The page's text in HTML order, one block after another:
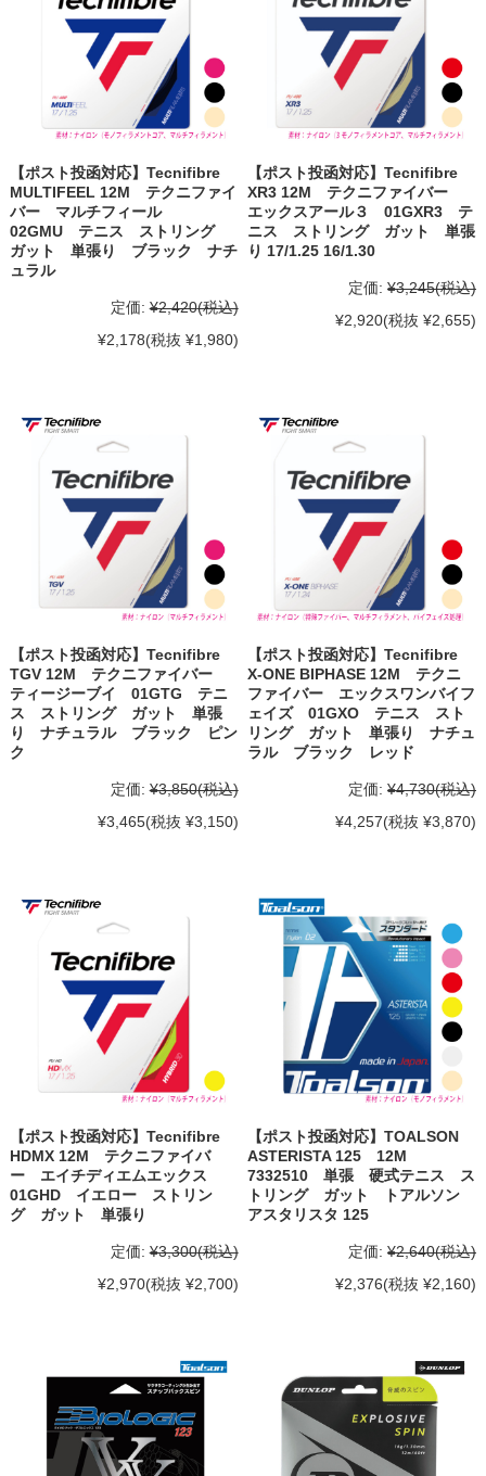
【ポスト投函対応】Tecnifibre
MULTIFEEL 12M テクニファイ
バー マルチフィール
02GMU テニス ストリング
ガット 単張り ブラック ナチ
ュラル
定価: ¥2,420(税込)
¥2,178(税抜 ¥1,980)
【ポスト投函対応】Tecnifibre
XR3 12M テクニファイバー
エックスアール３ 01GXR3 テ
ニス ストリング ガット 単張
り 17/1.25 16/1.30
定価: ¥3,245(税込)
¥2,920(税抜 ¥2,655)
【ポスト投函対応】Tecnifibre
TGV 12M テクニファイバー
ティージーブイ 01GTG テニ
ス ストリング ガット 単張
り ナチュラル ブラック ピン
ク
定価: ¥3,850(税込)
¥3,465(税抜 ¥3,150)
【ポスト投函対応】Tecnifibre
X-ONE BIPHASE 12M テクニ
ファイバー エックスワンバイフ
ェイズ 01GXO テニス スト
リング ガット 単張り ナチュ
ラル ブラック レッド
定価: ¥4,730(税込)
¥4,257(税抜 ¥3,870)
【ポスト投函対応】Tecnifibre
HDMX 12M テクニファイバ
ー エイチディエムエックス
01GHD イエロー ストリン
グ ガット 単張り
定価: ¥3,300(税込)
¥2,970(税抜 ¥2,700)
【ポスト投函対応】TOALSON
ASTERISTA 125 12M
7332510 単張 硬式テニス ス
トリング ガット トアルソン
アスタリスタ 125
定価: ¥2,640(税込)
¥2,376(税抜 ¥2,160)